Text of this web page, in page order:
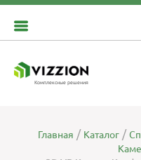
Комплексные решения
Главная Каталог